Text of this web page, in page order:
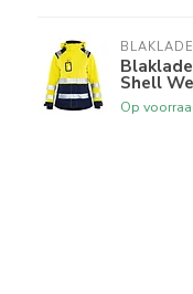
Shell
Op